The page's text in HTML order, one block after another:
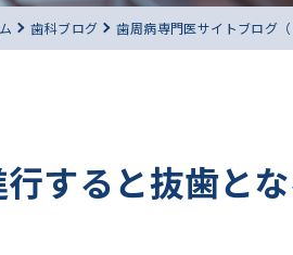
歯科ブログ 歯周病専門医サイトブログ（
すると抜歯と